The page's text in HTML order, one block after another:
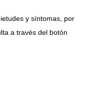
y síntomas, por
a través del botón